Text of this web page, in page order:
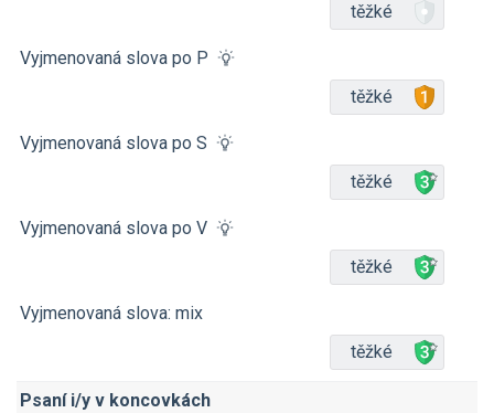
těžké
Vyjmenovaná slova po P
těžké
Vyjmenovaná slova po S
těžké
Vyjmenovaná slova po V
těžké
Vyjmenovaná slova: mix
těžké
Psaní i/y v koncovkách